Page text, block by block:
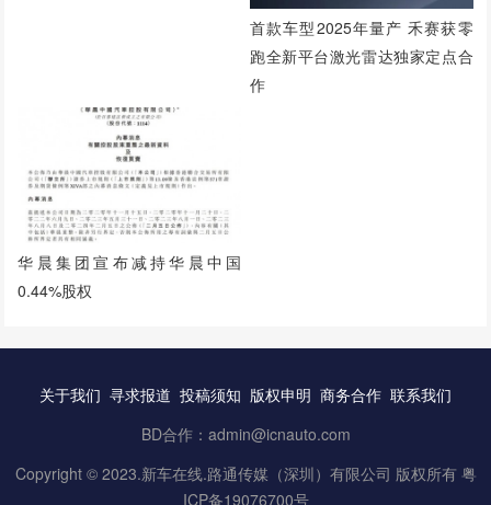
首款车型2025年量产 禾赛获零
跑全新平台激光雷达独家定点合
作
华晨集团宣布减持华晨中国
0.44%股权
关于我们 寻求报道 投稿须知 版权申明 商务合作 联系我们
BD合作：admin@icnauto.com
Copyright © 2023.新车在线.路通传媒（深圳）有限公司 版权所有 粤
ICP备19076700号